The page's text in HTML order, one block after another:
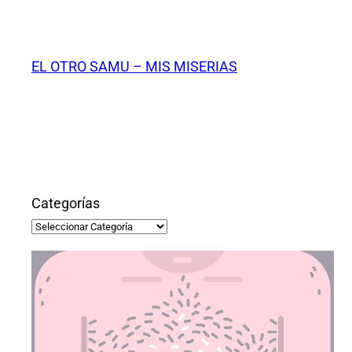
contenido
EL OTRO SAMU – MIS MISERIAS
Categorías